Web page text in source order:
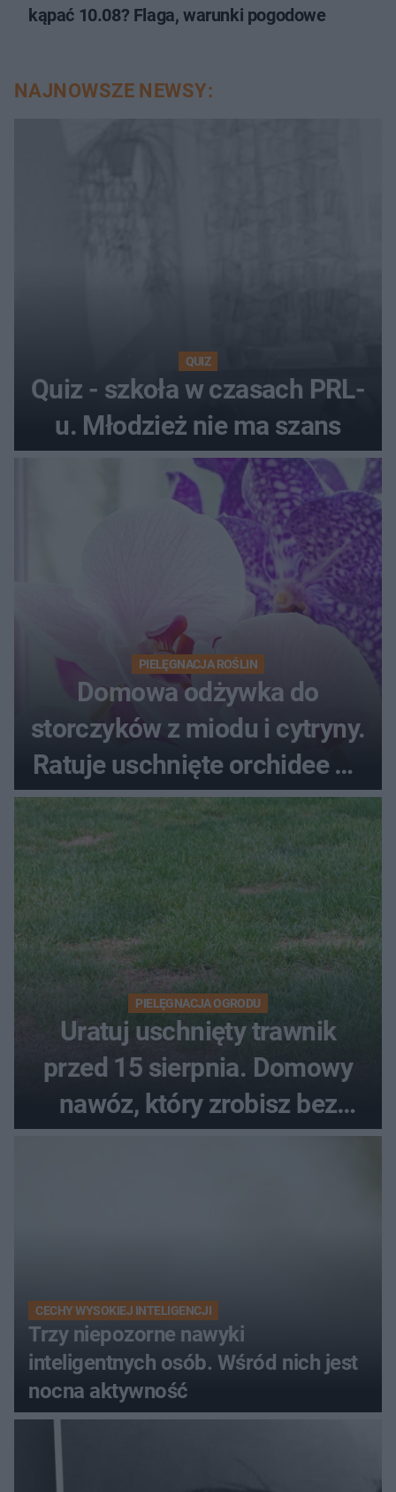
kąpać 10.08? Flaga, warunki pogodowe
NAJNOWSZE NEWSY:
QUIZ
Quiz - szkoła w czasach PRL-
u. Młodzież nie ma szans
PIELĘGNACJA ROŚLIN
Domowa odżywka do
storczyków z miodu i cytryny.
Ratuje uschnięte orchidee po
upałach
PIELĘGNACJA OGRODU
Uratuj uschnięty trawnik
przed 15 sierpnia. Domowy
nawóz, który zrobisz bez
wydawania pieniędzy
CECHY WYSOKIEJ INTELIGENCJI
Trzy niepozorne nawyki
inteligentnych osób. Wśród nich jest
nocna aktywność